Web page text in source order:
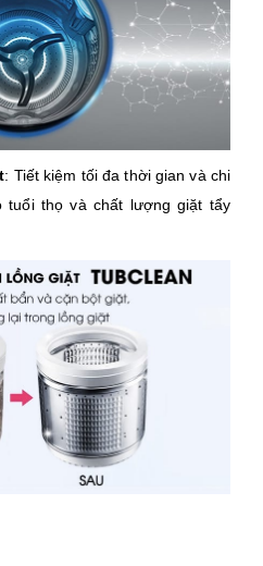
: Tiết kiệm tối đa thời gian và chi
tuổi thọ và chất lượng giặt tẩy